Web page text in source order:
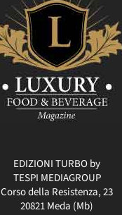
EDIZIONI TURBO by
TESPI MEDIAGROUP
Corso della Resistenza, 23
20821 Meda (Mb)